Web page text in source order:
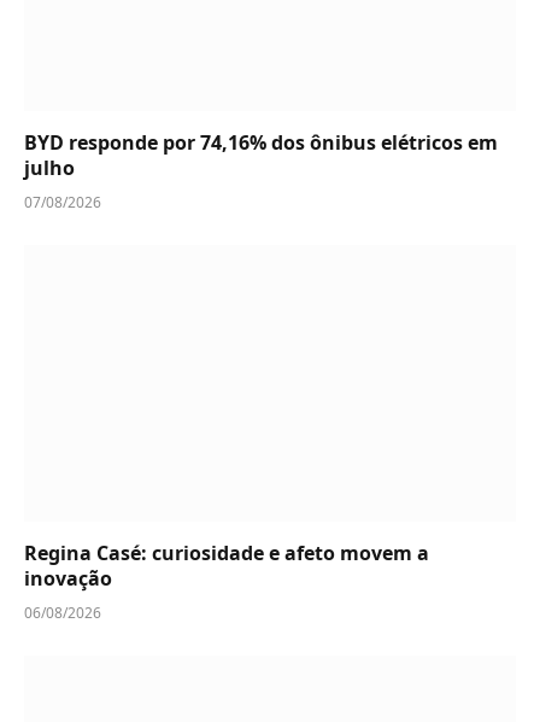
BYD responde por 74,16% dos ônibus elétricos em
julho
07/08/2026
Regina Casé: curiosidade e afeto movem a
inovação
06/08/2026